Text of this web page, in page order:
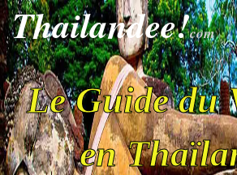
Thailandee!com
Le Guide du
en